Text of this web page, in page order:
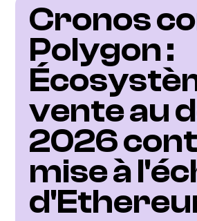
Cronos
Polygon :
vente au
2026
mise à